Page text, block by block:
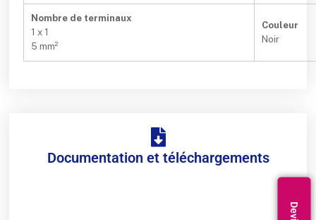
Nombre de terminaux
1 x 1
5 mm²
Couleur
Noir
Documentation et téléchargements